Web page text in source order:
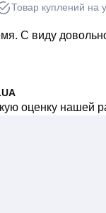
Товар куплений на
С виду
оценку нашей